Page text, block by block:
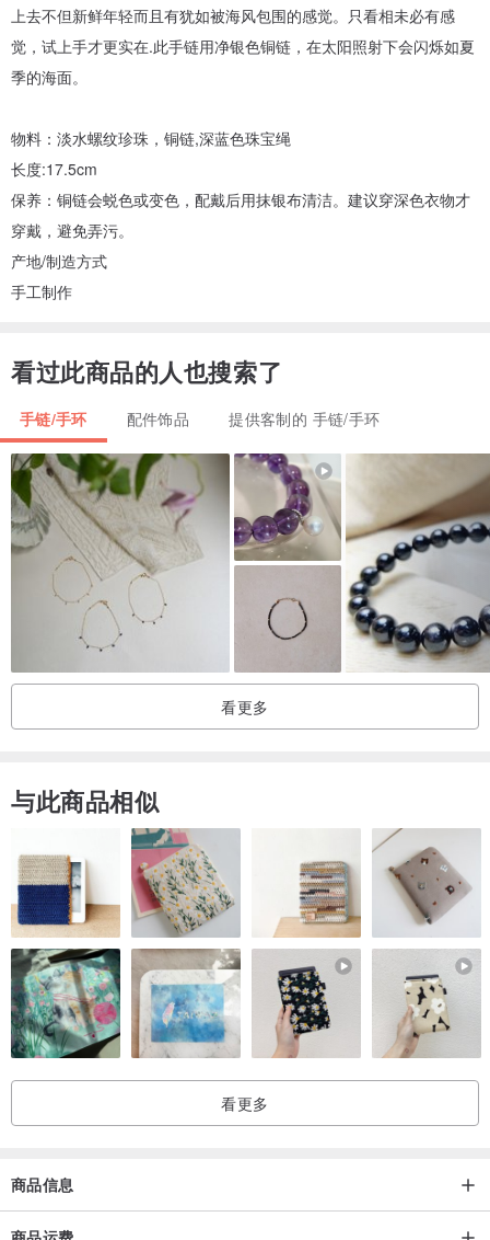
上去不但新鲜年轻而且有犹如被海风包围的感觉。只看相未必有感
觉，试上手才更实在.此手链用净银色铜链，在太阳照射下会闪烁如夏
季的海面。
物料：淡水螺纹珍珠，铜链,深蓝色珠宝绳
长度:17.5cm
保养：铜链会蜕色或变色，配戴后用抹银布清洁。建议穿深色衣物才
穿戴，避免弄污。
产地/制造方式
手工制作
看过此商品的人也搜索了
手链/手环 配件饰品 提供客制的 手链/手环
看更多
与此商品相似
看更多
商品信息